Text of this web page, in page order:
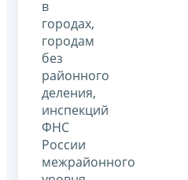
в
городах,
городам
без
районного
деления,
инспекций
ФНС
России
межрайонного